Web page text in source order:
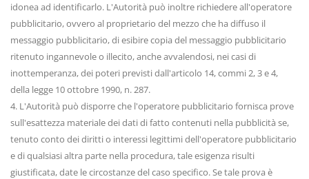
idonea ad identificarlo. L'Autorità può inoltre richiedere all'operatore
pubblicitario, ovvero al proprietario del mezzo che ha diffuso il
messaggio pubblicitario, di esibire copia del messaggio pubblicitario
ritenuto ingannevole o illecito, anche avvalendosi, nei casi di
inottemperanza, dei poteri previsti dall'articolo 14, commi 2, 3 e 4,
della legge 10 ottobre 1990, n. 287.
4. L'Autorità può disporre che l'operatore pubblicitario fornisca prove
sull'esattezza materiale dei dati di fatto contenuti nella pubblicità se,
tenuto conto dei diritti o interessi legittimi dell'operatore pubblicitario
e di qualsiasi altra parte nella procedura, tale esigenza risulti
giustificata, date le circostanze del caso specifico. Se tale prova è